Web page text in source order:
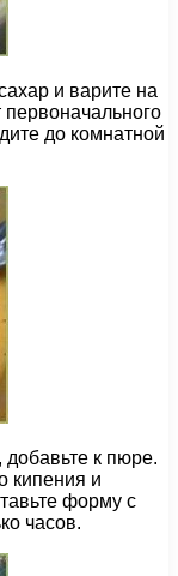
и варите на
первоначального
до комнатной
к пюре.
кипения и
форму с
часов.